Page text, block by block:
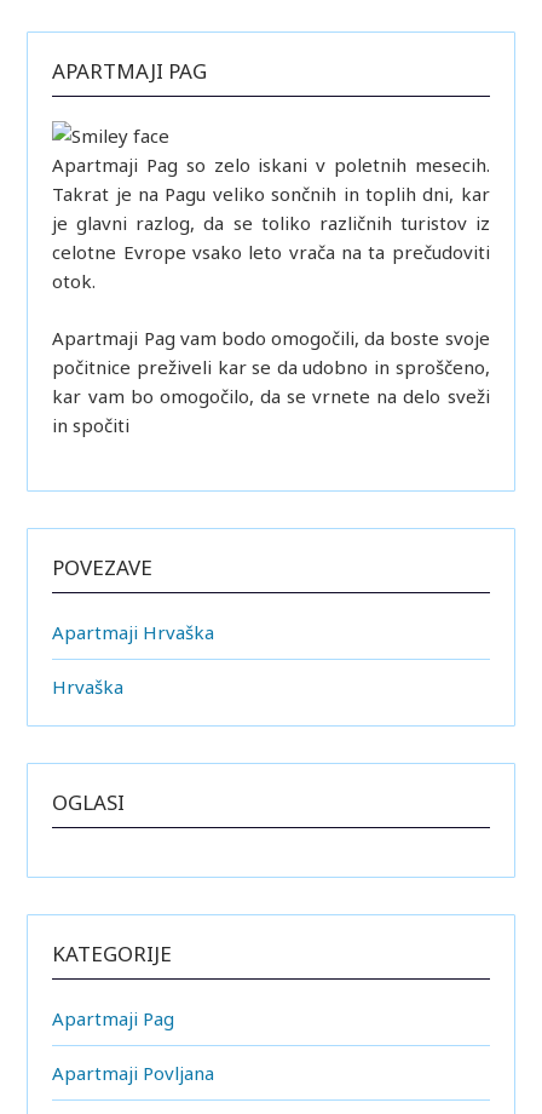
APARTMAJI PAG
Apartmaji Pag so zelo iskani v poletnih mesecih.
Takrat je na Pagu veliko sončnih in toplih dni, kar
je glavni razlog, da se toliko različnih turistov iz
celotne Evrope vsako leto vrača na ta prečudoviti
otok.
Apartmaji Pag vam bodo omogočili, da boste svoje
počitnice preživeli kar se da udobno in sproščeno,
kar vam bo omogočilo, da se vrnete na delo sveži
in spočiti
POVEZAVE
Apartmaji Hrvaška
Hrvaška
OGLASI
KATEGORIJE
Apartmaji Pag
Apartmaji Povljana